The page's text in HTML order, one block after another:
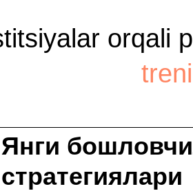
orqali
Янги
стратегиялари